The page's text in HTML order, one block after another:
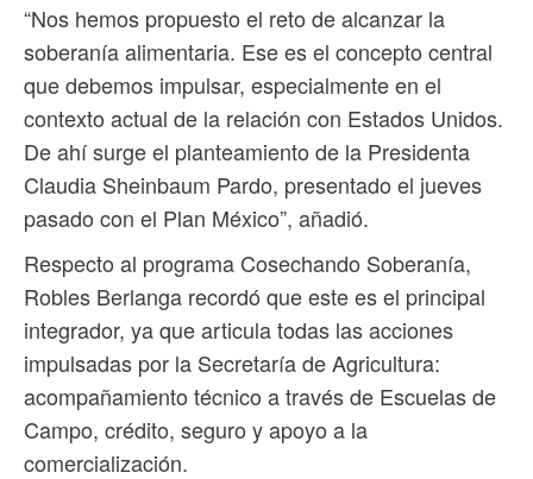
“Nos hemos propuesto el reto de alcanzar la
soberanía alimentaria. Ese es el concepto central
que debemos impulsar, especialmente en el
contexto actual de la relación con Estados Unidos.
De ahí surge el planteamiento de la Presidenta
Claudia Sheinbaum Pardo, presentado el jueves
pasado con el Plan México”, añadió.
Respecto al programa Cosechando Soberanía,
Robles Berlanga recordó que este es el principal
integrador, ya que articula todas las acciones
impulsadas por la Secretaría de Agricultura:
acompañamiento técnico a través de Escuelas de
Campo, crédito, seguro y apoyo a la
comercialización.